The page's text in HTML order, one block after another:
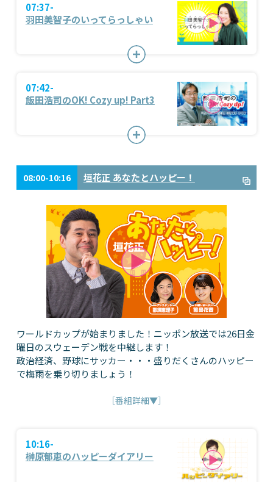
07:37-
羽田美智子のいってらっしゃい
07:42-
飯田浩司のOK! Cozy up! Part3
08:00-10:16 垣花正 あなたとハッピー！
ワールドカップが始まりました！ニッポン放送では26日金
曜日のスウェーデン戦を中継します！
政治経済、野球にサッカー・・・盛りだくさんのハッピー
で梅雨を乗り切りましょう！
［番組詳細▼］
10:16-
榊原郁恵のハッピーダイアリー